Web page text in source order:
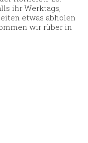
ihr Werktags,
etwas abholen
wir rüber in